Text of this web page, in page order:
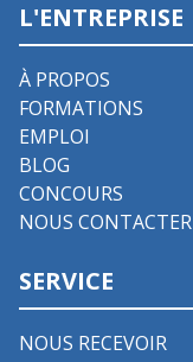
L'ENTREPRISE
À PROPOS
FORMATIONS
EMPLOI
BLOG
CONCOURS
NOUS CONTACTER
SERVICE
NOUS RECEVOIR